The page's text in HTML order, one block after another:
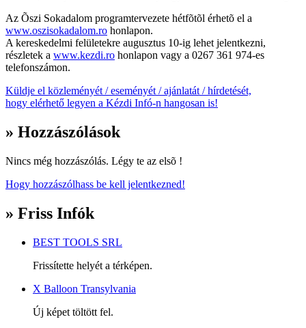
Az Õszi Sokadalom programtervezete hétfõtõl érhetõ el a
www.oszisokadalom.ro honlapon.
A kereskedelmi felületekre augusztus 10-ig lehet jelentkezni,
részletek a www.kezdi.ro honlapon vagy a 0267 361 974-es
telefonszámon.
Küldje el közleményét / eseményét / ajánlatát / hírdetését,
hogy elérhető legyen a Kézdi Infó-n hangosan is!
» Hozzászólások
Nincs még hozzászólás. Légy te az elsõ !
Hogy hozzászólhass be kell jelentkezned!
» Friss Infók
BEST TOOLS SRL
Frissítette helyét a térképen.
X Balloon Transylvania
Új képet töltött fel.